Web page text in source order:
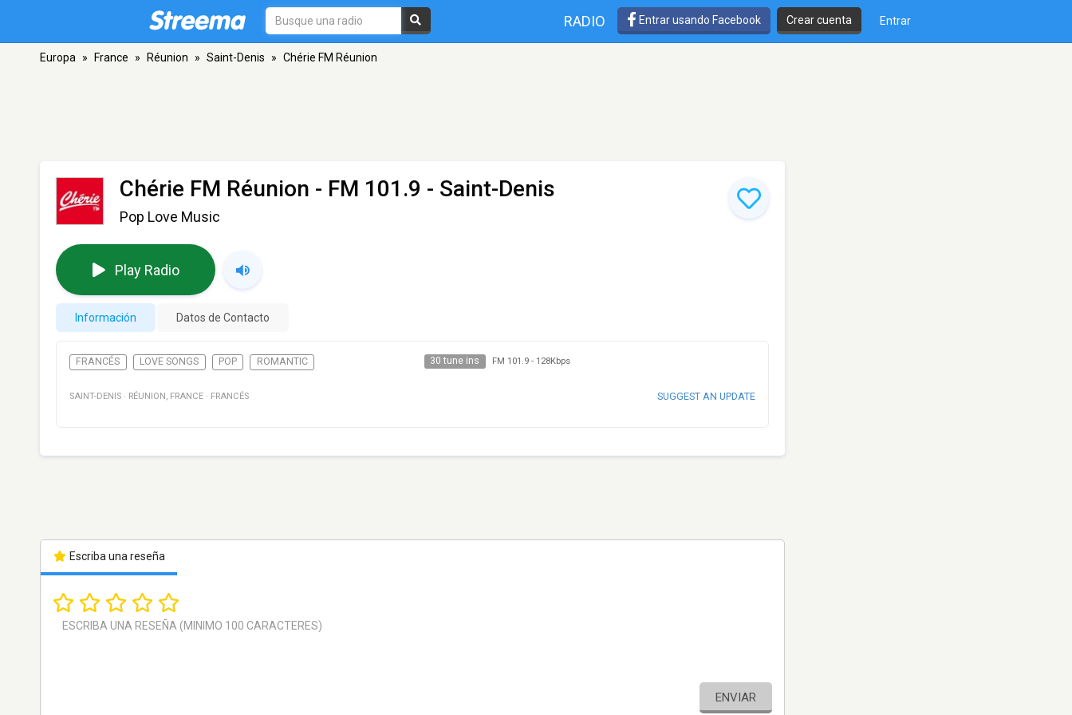
RADIO Entrar usando Facebook Crear cuenta Entrar
Europa » France » Réunion » Saint-Denis » Chérie FM Réunion
Chérie FM Réunion - FM 101.9 - Saint-Denis
Pop Love Music
Play Radio
Información Datos de Contacto
FRANCÉS LOVE SONGS POP ROMANTIC 30 tune ins FM 101.9- 128Kbps
SAINT-DENIS · RÉUNION , FRANCE · FRANCÉS SUGGEST AN UPDATE
Escriba una reseña
ENVIAR